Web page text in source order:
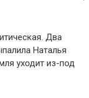
Два
Наталья
уходит из-под